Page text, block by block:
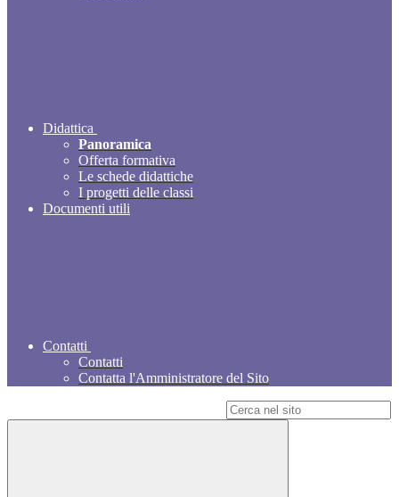
Didattica
Panoramica
Offerta formativa
Le schede didattiche
I progetti delle classi
Documenti utili
Contatti
Contatti
Contatta l'Amministratore del Sito